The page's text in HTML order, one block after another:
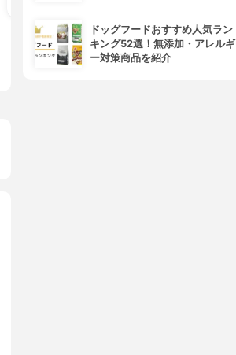
ドッグフードおすすめ人気ラン
キング52選！無添加・アレルギ
ー対策商品を紹介